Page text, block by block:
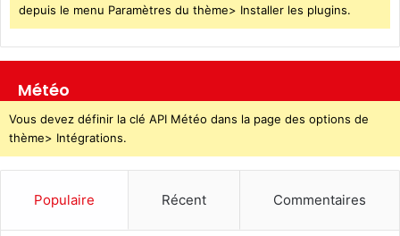
depuis le menu Paramètres du thème> Installer les plugins.
Météo
Vous devez définir la clé API Météo dans la page des options de
thème> Intégrations.
Populaire Récent Commentaires